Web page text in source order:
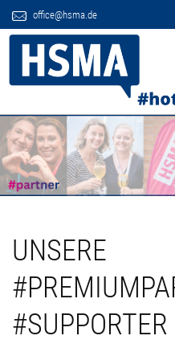
office@hsma.de
UNSERE
#SUPPORTER